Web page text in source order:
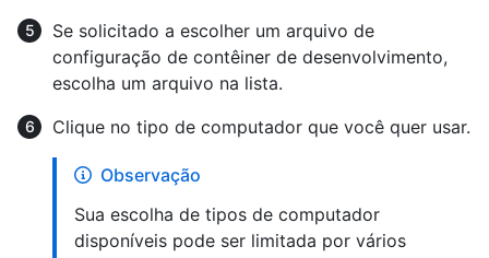
Se solicitado a escolher um arquivo de
configuração de contêiner de desenvolvimento,
escolha um arquivo na lista.
Clique no tipo de computador que você quer usar.
Observação
Sua escolha de tipos de computador
disponíveis pode ser limitada por vários